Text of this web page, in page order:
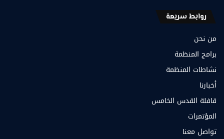
روابط سريعة
من نحن
برامج المنظمة
نشاطات المنظمة
أخبارنا
قافلة القدس الخامس
المؤتمرات
تواصل معنا